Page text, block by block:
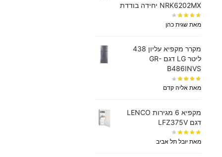
NRK6202MX יחידה בודדת
מאת שגית כהן
מקרר מקפיא עליון 438
‏ליטר LG דגם GR-
B486INVS
מאת אליה קדם
מקפיא 6 מגירות LENCO
דגם LFZ375V
מאת יובל תל אביב